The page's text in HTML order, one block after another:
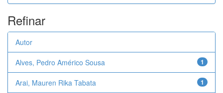
Refinar
Autor
1
Alves, Pedro Américo Sousa
1
Arai, Mauren Rika Tabata